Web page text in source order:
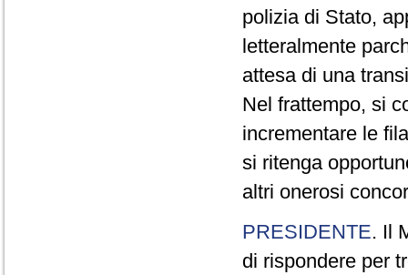
polizia di Stato,
letteralmente
attesa di una
Nel frattempo, si
incrementare le
si ritenga
altri onerosi
PRESIDENTE. Il
di rispondere per